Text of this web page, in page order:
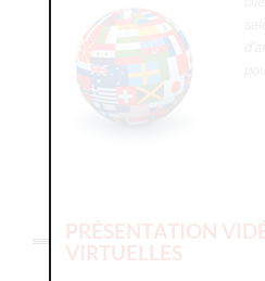
PRÉSENTATION
VIRTUELLES